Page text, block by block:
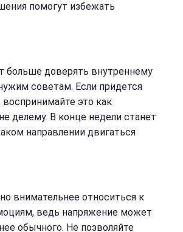
помогут избежать
больше доверять внутреннему
советам. Если придется
это как
делему. В конце недели станет
направлении двигаться
внимательнее относиться к
ведь напряжение может
обычного. Не позволяйте